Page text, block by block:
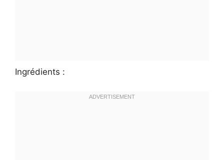
Ingrédients :